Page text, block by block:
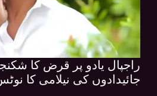
راجپال یادو پر قرض کا
جائیدادوں کی نیلامی کا